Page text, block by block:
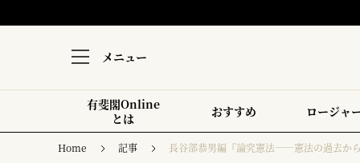
メニュー
有斐閣Online
とは
おすすめ ロージャ
Home 記事 長谷部恭男編『論究憲法――憲法の過去か